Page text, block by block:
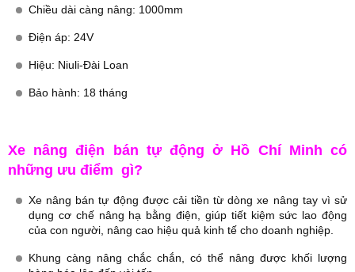
Chiều dài càng nâng: 1000mm
Điện áp: 24V
Hiệu: Niuli-Đài Loan
Bảo hành: 18 tháng
Xe nâng điện bán tự động ở Hồ Chí Minh có
những ưu điểm gì?
Xe nâng bán tự động được cải tiền từ dòng xe nâng tay vì sử
dụng cơ chế nâng hạ bằng điện, giúp tiết kiệm sức lao động
của con người, nâng cao hiệu quả kinh tế cho doanh nghiệp.
Khung càng nâng chắc chắn, có thể nâng được khối lượng